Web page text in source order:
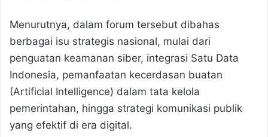
Menurutnya, dalam forum tersebut dibahas
berbagai isu strategis nasional, mulai dari
penguatan keamanan siber, integrasi Satu Data
Indonesia, pemanfaatan kecerdasan buatan
(Artificial Intelligence) dalam tata kelola
pemerintahan, hingga strategi komunikasi publik
yang efektif di era digital.